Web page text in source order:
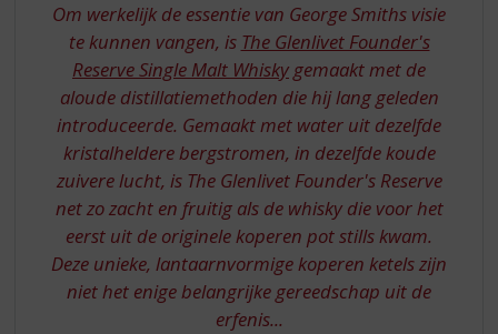
Om werkelijk de essentie van George Smiths visie
te kunnen vangen, is The Glenlivet Founder's
Reserve Single Malt Whisky gemaakt met de
aloude distillatiemethoden die hij lang geleden
introduceerde. Gemaakt met water uit dezelfde
kristalheldere bergstromen, in dezelfde koude
zuivere lucht, is The Glenlivet Founder's Reserve
net zo zacht en fruitig als de whisky die voor het
eerst uit de originele koperen pot stills kwam.
Deze unieke, lantaarnvormige koperen ketels zijn
niet het enige belangrijke gereedschap uit de
erfenis...